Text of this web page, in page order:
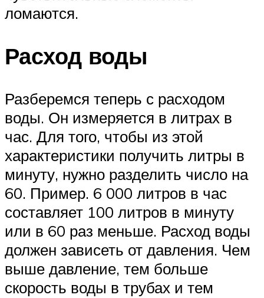
ломаются.
Расход воды
Разберемся теперь с расходом
воды. Он измеряется в литрах в
час. Для того, чтобы из этой
характеристики получить литры в
минуту, нужно разделить число на
60. Пример. 6 000 литров в час
составляет 100 литров в минуту
или в 60 раз меньше. Расход воды
должен зависеть от давления. Чем
выше давление, тем больше
скорость воды в трубах и тем